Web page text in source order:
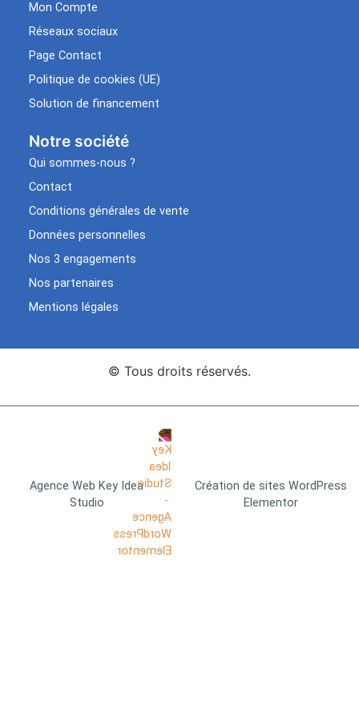
Mon Compte
Réseaux sociaux
Page Contact
Politique de cookies (UE)
Solution de financement
Notre société
Qui sommes-nous ?
Contact
Conditions générales de vente
Données personnelles
Nos 3 engagements
Nos partenaires
Mentions légales
© Tous droits réservés.
Agence Web Key Idea
Studio
Création de sites WordPress
Elementor